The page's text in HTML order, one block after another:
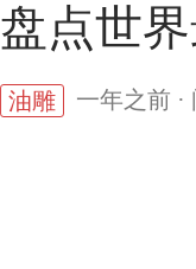
盘点世
油雕 一年之前 ·